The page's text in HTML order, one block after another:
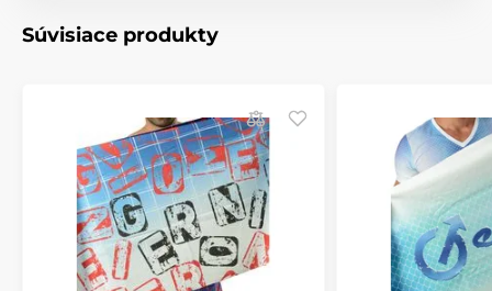
Súvisiace produkty